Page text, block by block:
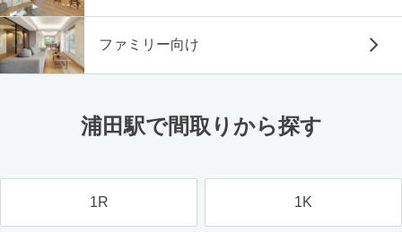
ファミリー向け
浦田駅で間取りから探す
1R 1K